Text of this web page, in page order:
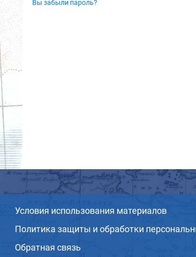
Вы забыли пароль?
Условия использования материалов
Политика защиты и обработки
Обратная связь